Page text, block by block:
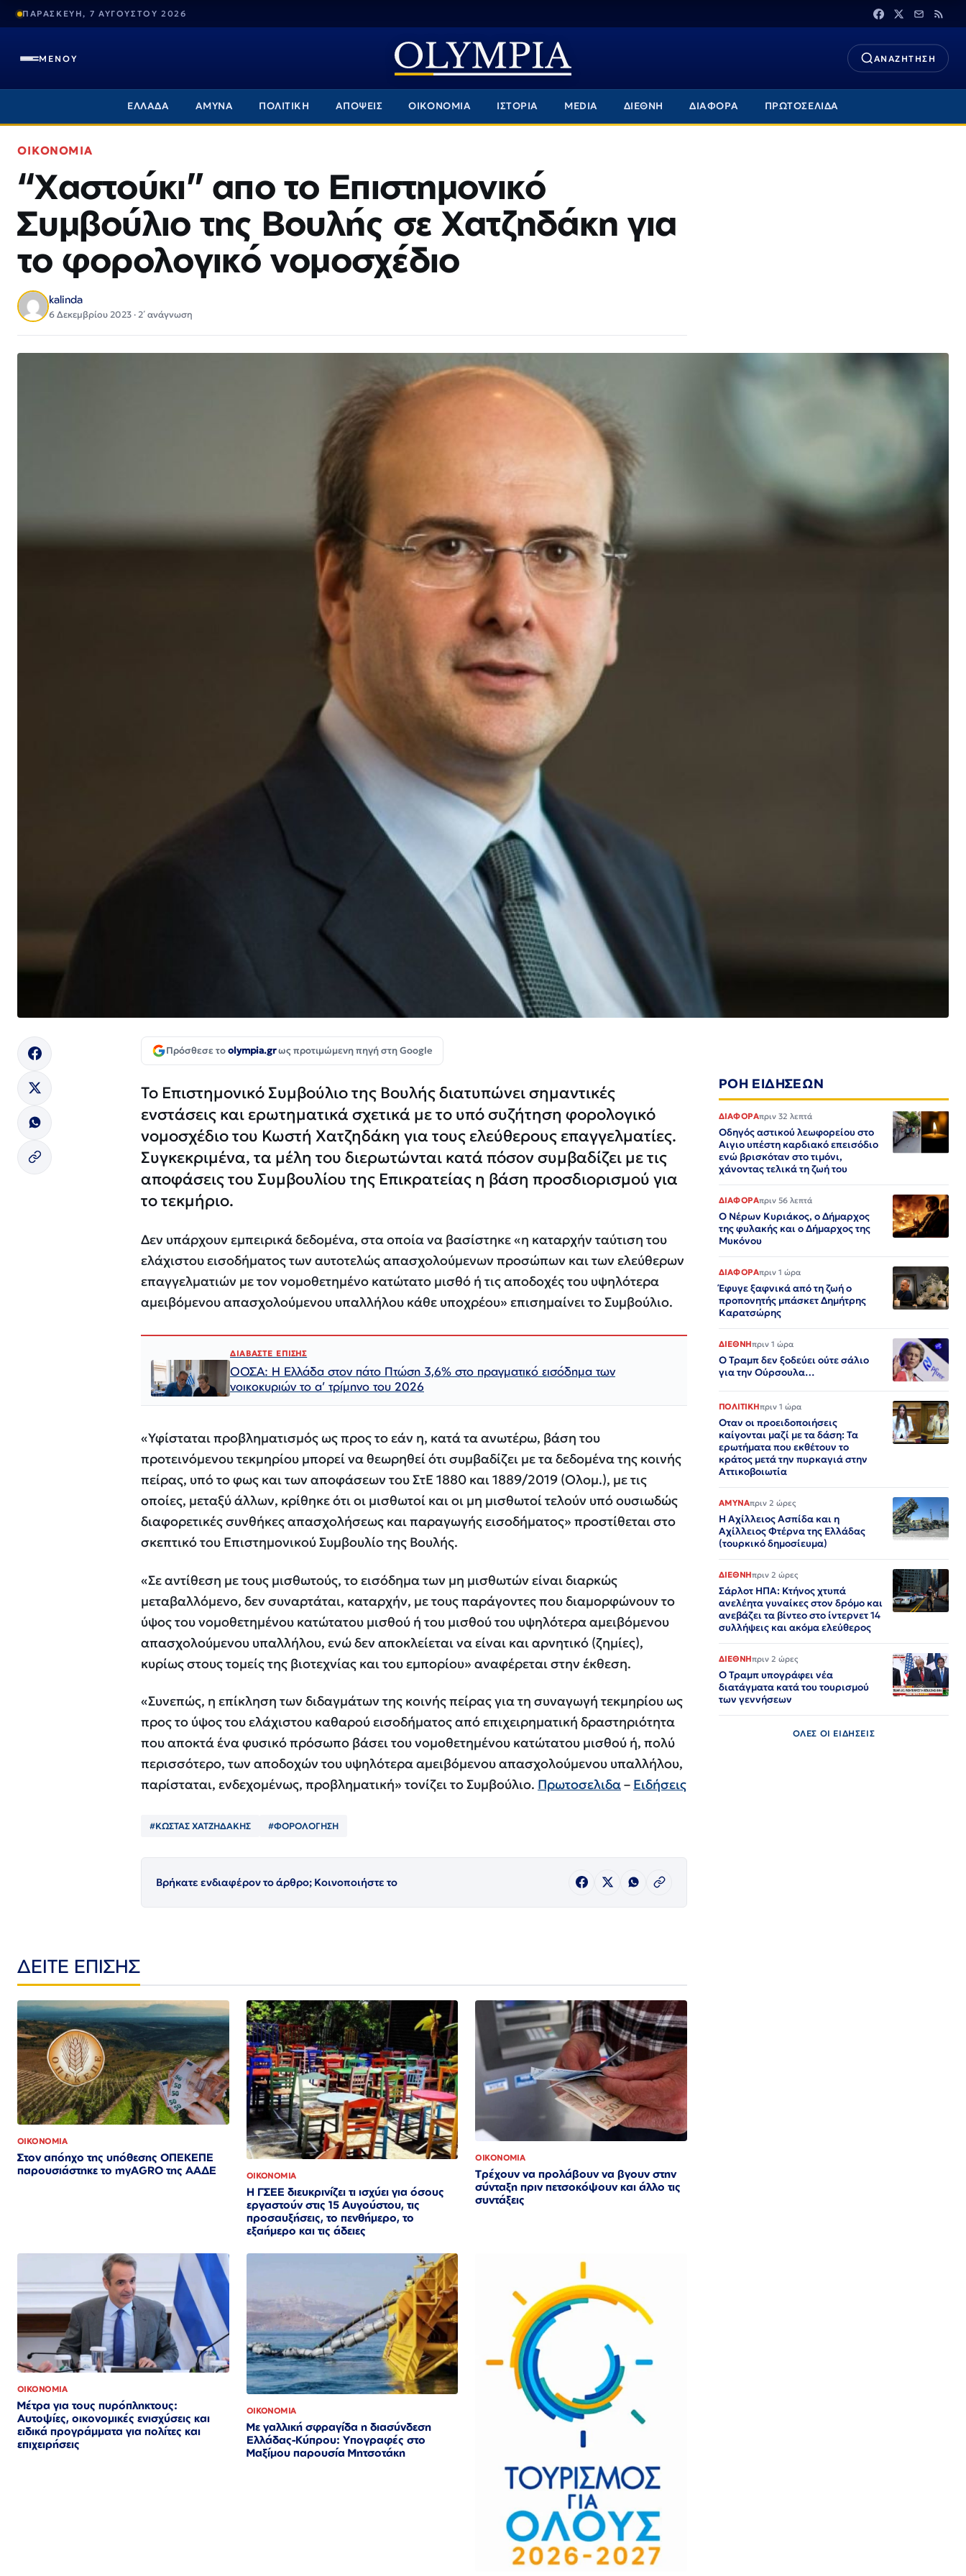
ΠΑΡΑΣΚΕΥΗ, 7 ΑΥΓΟΥΣΤΟΥ 2026
ΜΕΝΟΥ ΑΝΑΖΗΤΗΣΗ
ΕΛΛΑΔΑ ΑΜΥΝΑ ΠΟΛΙΤΙΚΗ ΑΠΟΨΕΙΣ ΟΙΚΟΝΟΜΙΑ ΙΣΤΟΡΙΑ MEDIA ΔΙΕΘΝΗ ΔΙΑΦΟΡΑ ΠΡΩΤΟΣΕΛΙΔΑ
ΟΙΚΟΝΟΜΙΑ
“Χαστούκι” απο το Επιστημονικό
Συμβούλιο της Βουλής σε Χατζηδάκη για
το φορολογικό νομοσχέδιο
kalinda
6 Δεκεμβρίου 2023 · 2΄ ανάγνωση
Πρόσθεσε τοolympia.grως προτιμώμενη πηγή στη Google
Το Επιστημονικό Συμβούλιο της Βουλής διατυπώνει σημαντικές
ενστάσεις και ερωτηματικά σχετικά με το υπό συζήτηση φορολογικό
νομοσχέδιο του Κωστή Χατζηδάκη για τους ελεύθερους επαγγελματίες.
Συγκεκριμένα, τα μέλη του διερωτώνται κατά πόσον συμβαδίζει με τις
αποφάσεις του Συμβουλίου της Επικρατείας η βάση προσδιορισμού για
το τεκμήριο.
Δεν υπάρχουν εμπειρικά δεδομένα, στα οποία να βασίστηκε «η καταρχήν ταύτιση του
ελάχιστου εισοδήματος των αυτοτελώς απασχολούμενων προσώπων και των ελεύθερων
επαγγελματιών με τον νομοθετημένο κατώτατο μισθό ή τις αποδοχές του υψηλότερα
αμειβόμενου απασχολούμενου υπαλλήλου κάθε υποχρέου» επισημαίνει το Συμβούλιο.
ΔΙΑΒΑΣΤΕ ΕΠΙΣΗΣ
ΟΟΣΑ: Η Ελλάδα στον πάτο Πτώση 3,6% στο πραγματικό εισόδημα των
νοικοκυριών το α’ τρίμηνο του 2026
«Υφίσταται προβληματισμός ως προς το εάν η, κατά τα ανωτέρω, βάση του
προτεινόμενου τεκμηρίου μπορεί να θεωρηθεί ότι συμβαδίζει με τα δεδομένα της κοινής
πείρας, υπό το φως και των αποφάσεων του ΣτΕ 1880 και 1889/2019 (Ολομ.), με τις
οποίες, μεταξύ άλλων, κρίθηκε ότι οι μισθωτοί και οι μη μισθωτοί τελούν υπό ουσιωδώς
διαφορετικές συνθήκες απασχολήσεως και παραγωγής εισοδήματος» προστίθεται στο
σκεπτικό του Επιστημονικού Συμβουλίο της Βουλής.
«Σε αντίθεση με τους μισθωτούς, το εισόδημα των μη μισθωτών είναι διαρκώς
μεταβαλλόμενο, δεν συναρτάται, καταρχήν, με τους παράγοντες που διαμορφώνουν το
ύψος του νομοθετημένου κατώτατου μισθού ή του μισθού του υψηλότερα αμειβόμενου
απασχολούμενου υπαλλήλου, ενώ δεν αποκλείεται να είναι και αρνητικό (ζημίες),
κυρίως στους τομείς της βιοτεχνίας και του εμπορίου» αναφέρεται στην έκθεση.
«Συνεπώς, η επίκληση των διδαγμάτων της κοινής πείρας για τη συναγωγή τεκμηρίου ως
προς το ύψος του ελάχιστου καθαρού εισοδήματος από επιχειρηματική δραστηριότητα
που αποκτά ένα φυσικό πρόσωπο βάσει του νομοθετημένου κατώτατου μισθού ή, πολύ
περισσότερο, των αποδοχών του υψηλότερα αμειβόμενου απασχολούμενου υπαλλήλου,
παρίσταται, ενδεχομένως, προβληματική» τονίζει το Συμβούλιο. Πρωτοσελιδα– Ειδήσεις
#ΚΩΣΤΑΣ ΧΑΤΖΗΔΑΚΗΣ #ΦΟΡΟΛΟΓΗΣΗ
Βρήκατε ενδιαφέρον το άρθρο; Κοινοποιήστε το
ΔΕΙΤΕ ΕΠΙΣΗΣ
ΟΙΚΟΝΟΜΙΑ
Στον απόηχο της υπόθεσης ΟΠΕΚΕΠΕ
παρουσιάστηκε το myAGRO της ΑΑΔΕ
ΟΙΚΟΝΟΜΙΑ
Η ΓΣΕΕ διευκρινίζει τι ισχύει για όσους
εργαστούν στις 15 Αυγούστου, τις
προσαυξήσεις, το πενθήμερο, το
εξαήμερο και τις άδειες
ΟΙΚΟΝΟΜΙΑ
Τρέχουν να προλάβουν να βγουν στην
σύνταξη πριν πετσοκόψουν και άλλο τις
συντάξεις
ΟΙΚΟΝΟΜΙΑ
Μέτρα για τους πυρόπληκτους:
Αυτοψίες, οικονομικές ενισχύσεις και
ειδικά προγράμματα για πολίτες και
επιχειρήσεις
ΟΙΚΟΝΟΜΙΑ
Με γαλλική σφραγίδα η διασύνδεση
Ελλάδας-Κύπρου: Υπογραφές στο
Μαξίμου παρουσία Μητσοτάκη
ΡΟΗ ΕΙΔΗΣΕΩΝ
ΔΙΑΦΟΡΑπριν 32 λεπτά
Οδηγός αστικού λεωφορείου στο
Αιγιο υπέστη καρδιακό επεισόδιο
ενώ βρισκόταν στο τιμόνι,
χάνοντας τελικά τη ζωή του
ΔΙΑΦΟΡΑπριν 56 λεπτά
Ο Νέρων Κυριάκος, o Δήμαρχος
της φυλακής και ο Δήμαρχος της
Μυκόνου
ΔΙΑΦΟΡΑπριν 1 ώρα
Έφυγε ξαφνικά από τη ζωή ο
προπονητής μπάσκετ Δημήτρης
Καρατσώρης
ΔΙΕΘΝΗπριν 1 ώρα
Ο Τραμπ δεν ξοδεύει ούτε σάλιο
για την Ούρσουλα…
ΠΟΛΙΤΙΚΗπριν 1 ώρα
Οταν οι προειδοποιήσεις
καίγονται μαζί με τα δάση: Τα
ερωτήματα που εκθέτουν το
κράτος μετά την πυρκαγιά στην
Αττικοβοιωτία
ΑΜΥΝΑπριν 2 ώρες
Η Αχίλλειος Ασπίδα και η
Αχίλλειος Φτέρνα της Ελλάδας
(τουρκικό δημοσίευμα)
ΔΙΕΘΝΗπριν 2 ώρες
Σάρλοτ ΗΠΑ: Κτήνος χτυπά
ανελέητα γυναίκες στον δρόμο και
ανεβάζει τα βίντεο στο ίντερνετ 14
συλλήψεις και ακόμα ελεύθερος​​​​​​​​​​​​​​​​​​​​​​​​​​​​​​​​​​​​​​​​​​​​​​​​​​
ΔΙΕΘΝΗπριν 2 ώρες
Ο Τραμπ υπογράφει νέα
διατάγματα κατά του τουρισμού
των γεννήσεων
ΟΛΕΣ ΟΙ ΕΙΔΗΣΕΙΣ